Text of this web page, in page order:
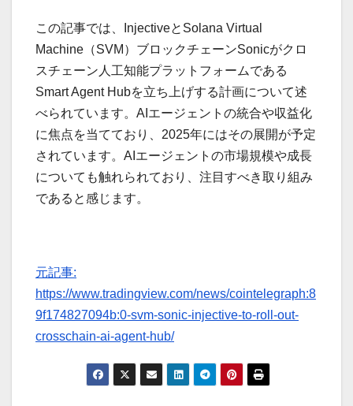
この記事では、InjectiveとSolana Virtual
Machine（SVM）ブロックチェーンSonicがクロ
スチェーン人工知能プラットフォームである
Smart Agent Hubを立ち上げする計画について述
べられています。AIエージェントの統合や収益化
に焦点を当てており、2025年にはその展開が予定
されています。AIエージェントの市場規模や成長
についても触れられており、注目すべき取り組み
であると感じます。
元記事:
https://www.tradingview.com/news/cointelegraph:8
9f174827094b:0-svm-sonic-injective-to-roll-out-
crosschain-ai-agent-hub/